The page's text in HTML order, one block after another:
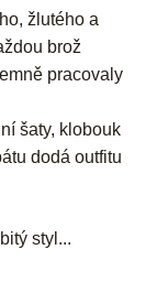
žlutého a
brož
pracovaly
šaty, klobouk
dodá outfitu
styl...